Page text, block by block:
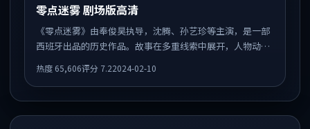
零点迷雾 剧场版高清
《零点迷雾》由奉俊昊执导，沈腾、孙艺珍等主演，是一部
西班牙出品的历史作品。故事在多重线索中展开，人物动机
众。
热度 65,606评分 7.22024-02-10